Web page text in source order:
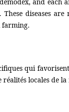
and each
These diseases
farming.
qui
locales de la